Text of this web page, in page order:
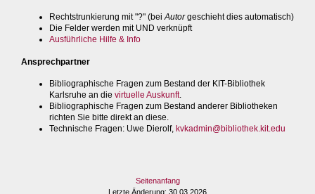
Rechtstrunkierung mit "?" (bei Autorgeschieht dies automatisch)
Die Felder werden mit UND verknüpft
Ausführliche Hilfe & Info
Ansprechpartner
Bibliographische Fragen zum Bestand der KIT-Bibliothek
Karlsruhe an die virtuelle Auskunft.
Bibliographische Fragen zum Bestand anderer Bibliotheken
richten Sie bitte direkt an diese.
Technische Fragen: Uwe Dierolf, kvkadmin@bibliothek.kit.edu
Seitenanfang
Letzte Änderung: 30.03.2026